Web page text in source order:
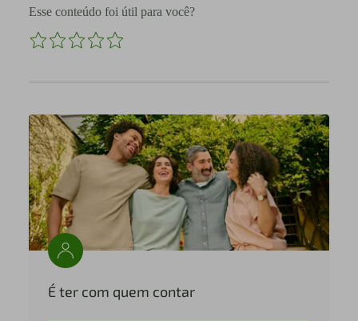
Esse conteúdo foi útil para você?
É ter com quem contar